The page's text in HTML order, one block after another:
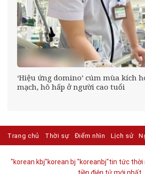
‘Hiệu ứng domino’ cúm mùa kích
mạch, hô hấp ở người cao tuổi
Trang chủ Thời sự Điểm nhìn Lịch sử
"korean kbj​"korean bj "koreanbj​"tin tức thời
tiền điện tử mới nhất​